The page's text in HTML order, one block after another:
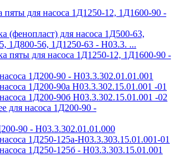
для насоса 1Д1250-12, 1Д1600-90 -
для насоса 1Д500-63,
1Д800-56, 1Д1250-63 - Н03.3. ...
пяты для насоса 1Д1250-12, 1Д1600-90 -
1Д200-90 - H03.3.302.01.01.001
1Д200-90а H03.3.302.15.01.001 -01
1Д200-90б H03.3.302.15.01.001 -02
для насоса 1Д200-90 -
90 - Н03.3.302.01.01.000
1Д250-125а-Н03.3.303.15.01.001-01
1Д250-125б - Н03.3.303.15.01.001